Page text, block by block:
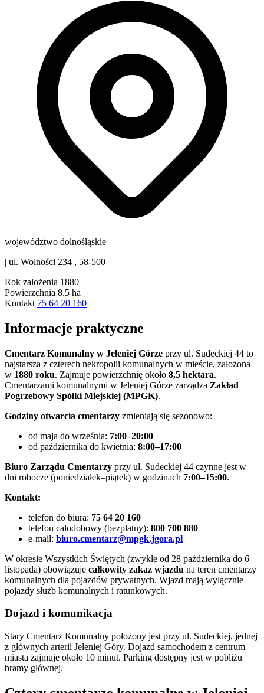
województwo dolnośląskie
| ul. Wolności 234 , 58-500
Rok założenia 1880
Powierzchnia 8.5 ha
Kontakt 75 64 20 160
Informacje praktyczne
Cmentarz Komunalny w Jeleniej Górze przy ul. Sudeckiej 44 to
najstarsza z czterech nekropolii komunalnych w mieście, założona
w 1880 roku. Zajmuje powierzchnię około 8,5 hektara.
Cmentarzami komunalnymi w Jeleniej Górze zarządza Zakład
Pogrzebowy Spółki Miejskiej (MPGK).
Godziny otwarcia cmentarzy zmieniają się sezonowo:
od maja do września: 7:00–20:00
od października do kwietnia: 8:00–17:00
Biuro Zarządu Cmentarzy przy ul. Sudeckiej 44 czynne jest w
dni robocze (poniedziałek–piątek) w godzinach 7:00–15:00.
Kontakt:
telefon do biura: 75 64 20 160
telefon całodobowy (bezpłatny): 800 700 880
e-mail: biuro.cmentarz@mpgk.jgora.pl
W okresie Wszystkich Świętych (zwykle od 28 października do 6
listopada) obowiązuje całkowity zakaz wjazdu na teren cmentarzy
komunalnych dla pojazdów prywatnych. Wjazd mają wyłącznie
pojazdy służb komunalnych i ratunkowych.
Dojazd i komunikacja
Stary Cmentarz Komunalny położony jest przy ul. Sudeckiej, jednej
z głównych arterii Jeleniej Góry. Dojazd samochodem z centrum
miasta zajmuje około 10 minut. Parking dostępny jest w pobliżu
bramy głównej.